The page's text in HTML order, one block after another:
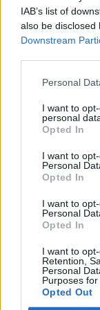
IAB’s list of
also be disclosed
Downstream
Personal
I want to
personal
Opted In
I want to
Personal
Opted In
I want to
Personal
Opted In
I want to
Retention,
Personal
Purposes for
Opted Out
Onko tässä kauden
torjui varmalta
osuman!
LIITTYVÄT